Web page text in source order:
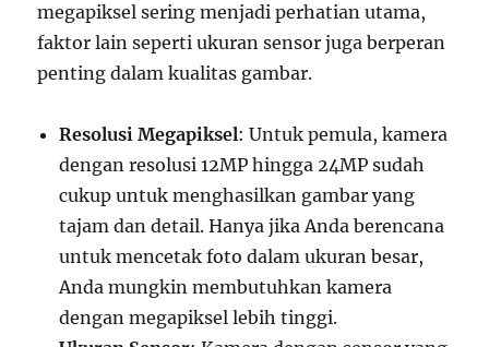
megapiksel sering menjadi perhatian utama,
faktor lain seperti ukuran sensor juga berperan
penting dalam kualitas gambar.
Resolusi Megapiksel: Untuk pemula, kamera
dengan resolusi 12MP hingga 24MP sudah
cukup untuk menghasilkan gambar yang
tajam dan detail. Hanya jika Anda berencana
untuk mencetak foto dalam ukuran besar,
Anda mungkin membutuhkan kamera
dengan megapiksel lebih tinggi.